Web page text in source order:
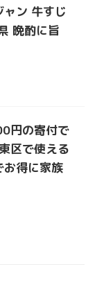
ャン 牛すじ
晩酌に旨
円の寄付で
区で使える
お得に家族